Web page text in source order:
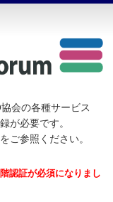
会の各種サービス
が必要です。
をご参照ください。
認証が必須になりまし